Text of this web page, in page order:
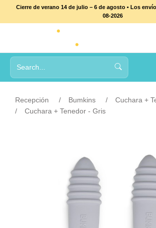
Cierre de verano 14 de julio – 6 de agosto • Los
08-2026
Recepción Bumkins
Cuchara +
Cuchara + Tenedor - Gris